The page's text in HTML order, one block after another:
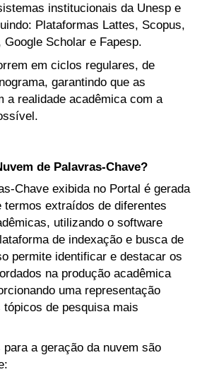
institucionais da Unesp e
Plataformas Lattes, Scopus,
Scholar e Fapesp.
em ciclos regulares, de
garantindo que as
a realidade acadêmica com a
de Palavras-Chave?
Chave exibida no Portal é gerada
termos extraídos de diferentes
utilizando o software
de indexação e busca de
permite identificar e destacar os
na produção acadêmica
uma representação
de pesquisa mais
a geração da nuvem são